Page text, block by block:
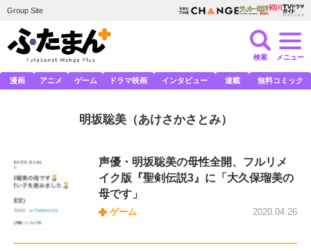
Group Site
検索 メニュー
漫画 アニメ ゲーム ドラマ映画 インタビュー 連載 無料コミック
明坂聡美（あけさかさとみ）
声優・明坂聡美の母性全開、フルリメ
イク版『聖剣伝説3』に「大久保瑠美の
母です」
ゲーム 2020.04.26